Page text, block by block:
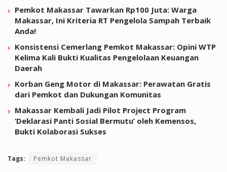
Pemkot Makassar Tawarkan Rp100 Juta: Warga
Makassar, Ini Kriteria RT Pengelola Sampah Terbaik
Anda!
Konsistensi Cemerlang Pemkot Makassar: Opini WTP
Kelima Kali Bukti Kualitas Pengelolaan Keuangan
Daerah
Korban Geng Motor di Makassar: Perawatan Gratis
dari Pemkot dan Dukungan Komunitas
Makassar Kembali Jadi Pilot Project Program
‘Deklarasi Panti Sosial Bermutu’ oleh Kemensos,
Bukti Kolaborasi Sukses
Tags: Pemkot Makassar